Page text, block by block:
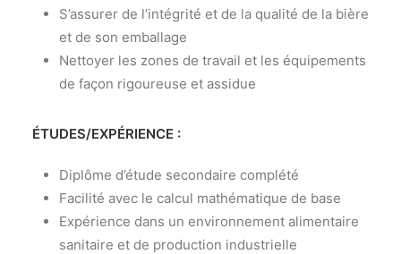
S’assurer de l’intégrité et de la qualité de la bière
et de son emballage
Nettoyer les zones de travail et les équipements
de façon rigoureuse et assidue
ÉTUDES/EXPÉRIENCE :
Diplôme d’étude secondaire complété
Facilité avec le calcul mathématique de base
Expérience dans un environnement alimentaire
sanitaire et de production industrielle